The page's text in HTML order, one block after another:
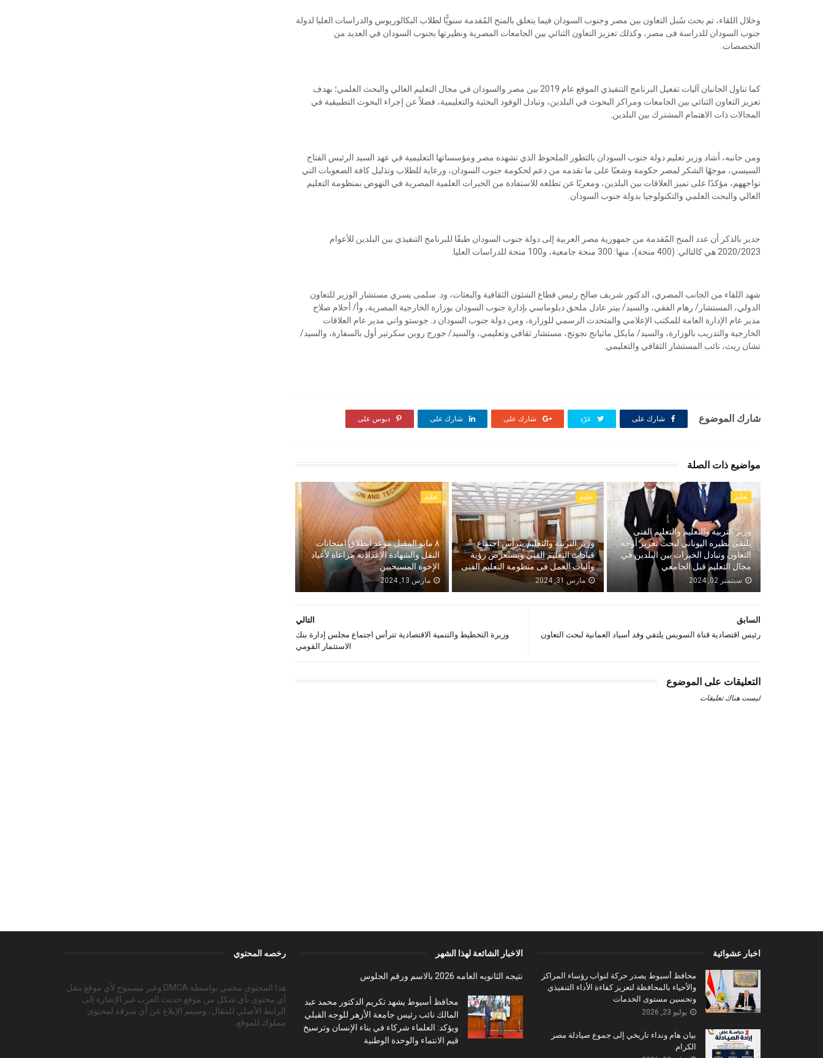
وخلال اللقاء، تم بحث سُبل التعاون بين مصر وجنوب السودان فيما يتعلق بالمنح المُقدمة سنويًّا لطلاب البكالوريوس والدراسات العليا لدولة
جنوب السودان للدراسة فى مصر، وكذلك تعزيز التعاون الثنائي بين الجامعات المصرية ونظيرتها بجنوب السودان في العديد من
التخصصات.
كما تناول الجانبان آليات تفعيل البرنامج التنفيذي الموقع عام 2019 بين مصر والسودان في مجال التعليم العالي والبحث العلمي؛ بهدف
تعزيز التعاون الثنائي بين الجامعات ومراكز البحوث في البلدين، وتبادل الوفود البحثية والتعليمية، فضلاً عن إجراء البحوث التطبيقية في
المجالات ذات الاهتمام المشترك بين البلدين.
ومن جانبه، أشاد وزير تعليم دولة جنوب السودان بالتطور الملحوظ الذي تشهده مصر ومؤسساتها التعليمية في عهد السيد الرئيس الفتاح
السيسي، موجهًا الشكر لمصر حكومة وشعبًا على ما تقدمه من دعم لحكومة جنوب السودان، ورعاية للطلاب وتذليل كافة الصعوبات التي
تواجههم، مؤكدًا على تميز العلاقات بين البلدين، ومعربًا عن تطلعه للاستفادة من الخبرات العلمية المصرية في النهوض بمنظومة التعليم
العالي والبحث العلمي والتكنولوجيا بدولة جنوب السودان.
جدير بالذكر أن عدد المنح المُقدمة من جمهورية مصر العربية إلى دولة جنوب السودان طبقًا للبرنامج التنفيذي بين البلدين للأعوام
2020/2023 هي كالتالي: (400 منحة)، منها: 300 منحة جامعية، و100 منحة للدراسات العليا.
شهد اللقاء من الجانب المصري، الدكتور شريف صالح رئيس قطاع الشئون الثقافية والبعثات، ود. سلمى يسري مستشار الوزير للتعاون
الدولي، المستشار/ رهام الفقي، والسيد/ بيتر عادل ملحق دبلوماسي بإدارة جنوب السودان بوزارة الخارجية المصرية، وأ/ أحلام صلاح
مدير عام الإدارة العامة للمكتب الإعلامي والمتحدث الرسمي للوزارة، ومن دولة جنوب السودان د. جوستو واني مدير عام العلاقات
الخارجية والتدريب بالوزارة، والسيد/ مايكل ماثيانج نجونج، مستشار ثقافي وتعليمي، والسيد/ جورج روبن سكرتير أول بالسفارة، والسيد/
تشان ريث، نائب المستشار الثقافي والتعليمي.
شارك الموضوع شارك على غرّد شارك على شارك على دبوس على
مواضيع ذات الصلة
تعليم
وزير التربية والتعليم والتعليم الفنى
يلتقى نظيره اليوناني لبحث تعزيز أوجه
التعاون وتبادل الخبرات بين البلدين في
مجال التعليم قبل الجامعي
سبتمبر 02, 2024
تعليم
وزير التربية والتعليم يترأس اجتماع
قيادات التعليم الفني ويستعرض رؤية
وآليات العمل فى منظومة التعليم الفنى
مارس 31, 2024
تعليم
٨ مايو المقبل موعد انطلاق امتحانات
النقل والشهادة الإعدادية مراعاة لأعياد
الإخوة المسيحيين
مارس 13, 2024
التالي
وزيرة التخطيط والتنمية الاقتصادية تترأس اجتماع مجلس إدارة بنك
الاستثمار القومي
السابق
رئيس اقتصادية قناة السويس يلتقي وفد أسياد العمانية لبحث التعاون
التعليقات على الموضوع
ليست هناك تعليقات
اخبار عشوائية
محافظ أسيوط يصدر حركة لنواب رؤساء المراكز
والأحياء بالمحافظة لتعزيز كفاءة الأداء التنفيذي
وتحسين مستوى الخدمات
يوليو 23, 2026
بيان هام ونداء تاريخي إلى جموع صيادلة مصر
الكرام
الاخبار الشائعة لهذا الشهر
نتيجه الثانويه العامه 2026 بالاسم ورقم الجلوس
محافظ أسيوط يشهد تكريم الدكتور محمد عبد
المالك نائب رئيس جامعة الأزهر للوجه القبلي
ويؤكد: العلماء شركاء في بناء الإنسان وترسيخ
قيم الانتماء والوحدة الوطنية
رخصه المحتوي
هذا المحتوى محمي بواسطة DMCA وغير مسموح لأي موقع بنقل
أي محتوى بأي شكل من موقع حديث العرب غير الإشارة إلى
الرابط الأصلي للمقال، وسيتم الإبلاغ عن أي سرقة لمحتوى
مملوك للموقع.